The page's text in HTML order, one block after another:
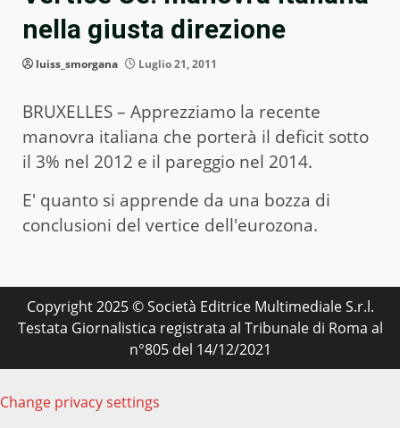
nella giusta direzione
luiss_smorgana Luglio 21, 2011
BRUXELLES – Apprezziamo la recente
manovra italiana che porterà il deficit sotto
il 3% nel 2012 e il pareggio nel 2014.
E' quanto si apprende da una bozza di
conclusioni del vertice dell'eurozona.
Copyright 2025 © Società Editrice Multimediale S.r.l.
Testata Giornalistica registrata al Tribunale di Roma al
n°805 del 14/12/2021
Change privacy settings